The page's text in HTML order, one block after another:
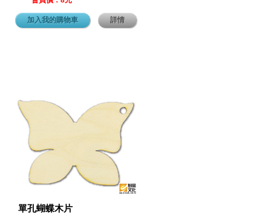
加入我的購物車 詳情
單孔蝴蝶木片